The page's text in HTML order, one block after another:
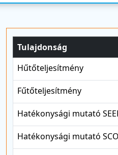
Tulajdonság
Hűtőteljesítmény
Fűtőteljesítmény
Hatékonysági mutató
Hatékonysági mutató